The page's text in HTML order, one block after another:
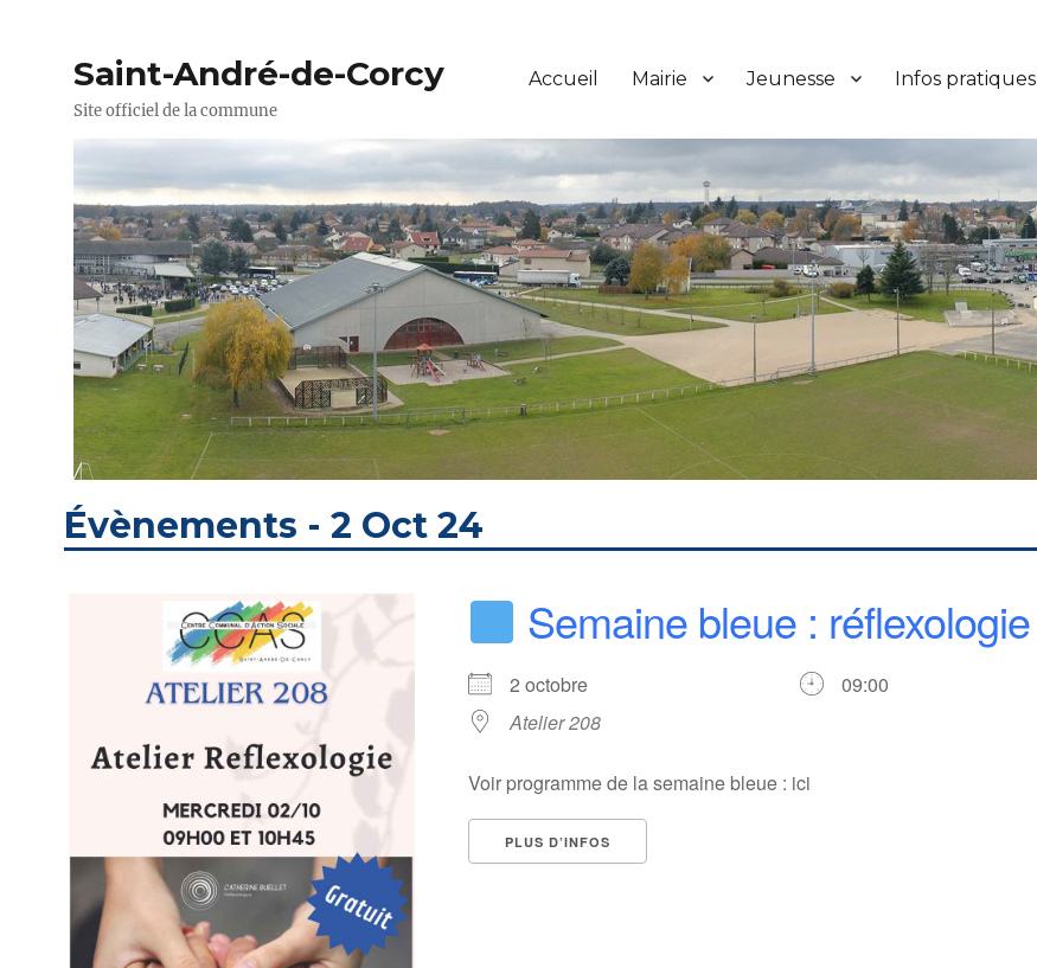
Saint-André-de-Corcy
Site officiel de la commune
Accueil Mairie Jeunesse Infos pratiques
Évènements - 2 Oct 24
Semaine bleue : réflexologie
2 octobre
09:00
Atelier 208
Voir programme de la semaine bleue : ici
PLUS D’INFOS